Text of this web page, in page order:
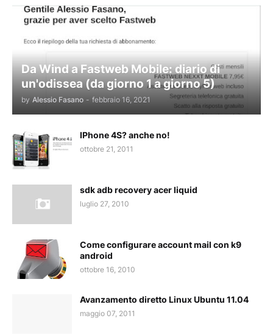
Da Wind a Fastweb Mobile: diario di
un'odissea (da giorno 1 a giorno 5)
by Alessio Fasano - febbraio 16, 2021
IPhone 4S? anche no!
ottobre 21, 2011
sdk adb recovery acer liquid
luglio 27, 2010
Come configurare account mail con k9
android
ottobre 16, 2010
Avanzamento diretto Linux Ubuntu 11.04
maggio 07, 2011